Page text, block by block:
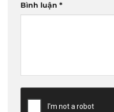
Bình luận *